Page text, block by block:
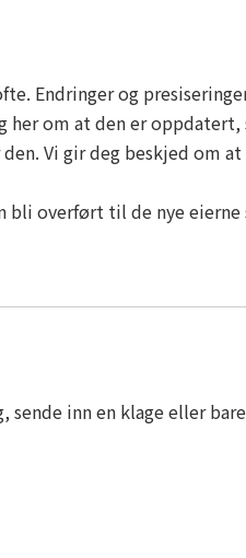
Endringer og
om at den er
Vi gir deg beskjed om
overført til de nye
inn en klage eller